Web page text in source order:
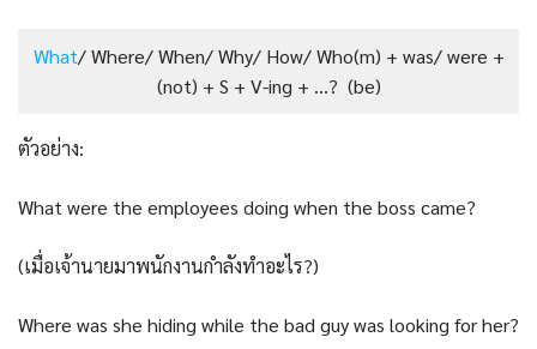
What/ Where/ When/ Why/ How/ Who(m) + was/ were +
(not) + S + V-ing + …? (be)
ตัวอย่าง:
What were the employees doing when the boss came?
(เมื่อเจ้านายมาพนักงานกำลังทำอะไร?)
Where was she hiding while the bad guy was looking for her?